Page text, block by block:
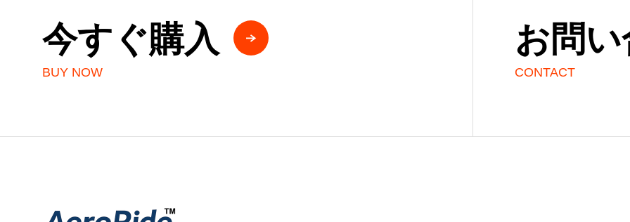
今すぐ購入
BUY NOW
お問
CONTACT